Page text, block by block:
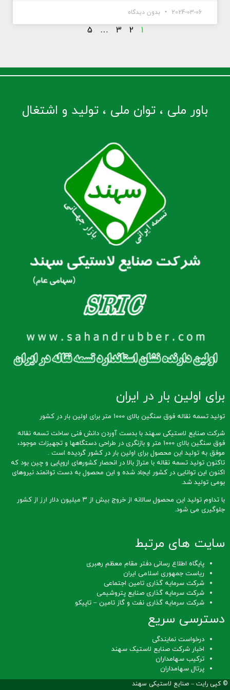
2024-03-06 بدون دیدگاه
1
2
3
…
5
باور ملی ، توان ملی ، تولید و اشتغال
برای اولین بار در ایران
تولید تسمه نقاله فوق سنگین بالای 1000 متر برای اولین بار در کشور
شرکت صنایع لاستیکی سهند با بدست آوردن دانش فنی ساخت تسمه نقاله
فوق سنگین بالای 1000 متر و بازنگری در طراحی دستگاهها و تجهیزات موجود،
موفق به تولید این محصول برای اولین بار در کشور گردیده است .
تاکنون تولید تسمه نقاله با متراژ بالا در انحصار کشورهای اروپایی و چین بود که
اکنون این توانایی در کشور ایجاد شده و این محصول به دست توانمند نیروهای
بومی تولید شد.
با تداوم تولید این محصول سالانه از خروج بیش از ۳ میلیون دلار ارز از کشور
جلوگیری می شود.
سایت های مرتبط
پایگاه اطلاع رسانی دفتر مقام معظم رهبری
ریاست جمهوری اسلامی ایران
شرکت سرمایه گذاری تامین اجتماعی
شرکت سرمایه گذاری صنایع پتروشیمی
شرکت سرمایه گذاری نفت و گاز تامین – تاپیکو
دسترسی سریع
درخواست نمایندگی
اخبار شرکت صنایع لاستیک سهند
ترکیب سهامداران
پرتال سهامداران
© کپی رایت – صنایع لاستیکی سهند